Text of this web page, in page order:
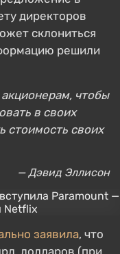
директоров
склониться
решили
чтобы
в своих
стоимость своих
— Дэвид Эллисон
заявила, что
долларов (при